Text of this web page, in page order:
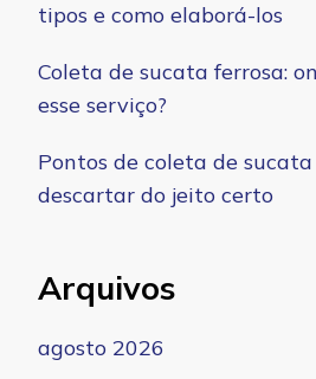
tipos e como elaborá-los
Coleta de sucata ferrosa:
esse serviço?
Pontos de coleta de
descartar do jeito certo
Arquivos
agosto 2026